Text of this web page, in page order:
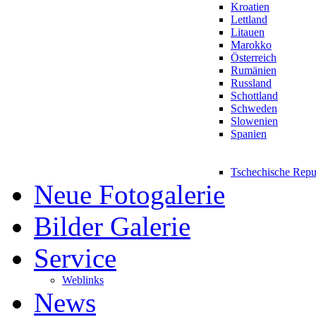
Kroatien
Lettland
Litauen
Marokko
Österreich
Rumänien
Russland
Schottland
Schweden
Slowenien
Spanien
Tschechische
Neue Fotogalerie
Bilder Galerie
Service
Weblinks
News